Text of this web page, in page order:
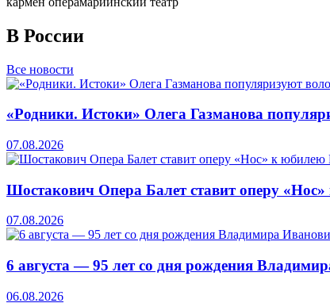
В России
Все новости
«Родники. Истоки» Олега Газманова
07.08.2026
Шостакович Опера Балет ставит оперу
07.08.2026
6 августа — 95 лет со дня рождения
06.08.2026